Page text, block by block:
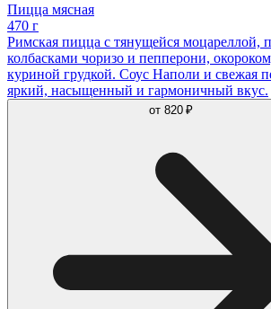
Пицца мясная
470 г
Римская пицца с тянущейся моцареллой,
колбасками чоризо и пепперони,
куриной грудкой. Соус Наполи и свежая
яркий, насыщенный и гармоничный вкус.
от 820 ₽